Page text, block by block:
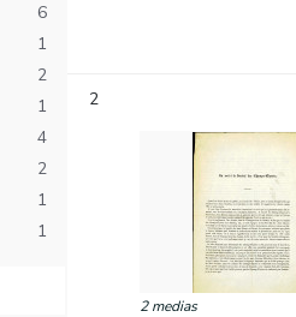
6
1
2
1
4
2
1
1
2
2 medias